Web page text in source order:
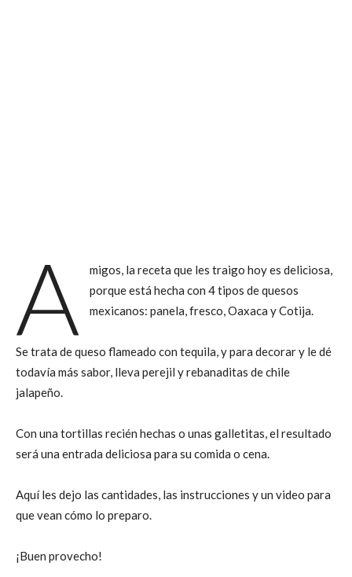
A
migos, la receta que les traigo hoy es deliciosa,
porque está hecha con 4 tipos de quesos
mexicanos: panela, fresco, Oaxaca y Cotija.
Se trata de queso flameado con tequila, y para decorar y le dé
todavía más sabor, lleva perejil y rebanaditas de chile
jalapeño.
Con una tortillas recién hechas o unas galletitas, el resultado
será una entrada deliciosa para su comida o cena.
Aquí les dejo las cantidades, las instrucciones y un video para
que vean cómo lo preparo.
¡Buen provecho!